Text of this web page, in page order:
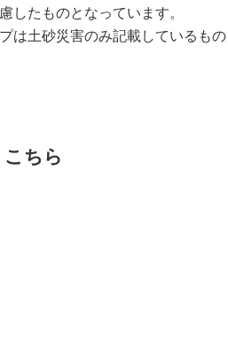
たものとなっています。
は土砂災害のみ記載しているもの
ちら